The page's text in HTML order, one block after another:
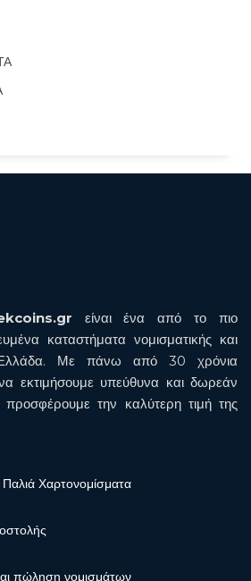
είναι ένα από το πιο
καταστήματα νομισματικής και
Ελλάδα. Με πάνω από 30 χρόνια
εκτιμήσουμε υπεύθυνα και δωρεάν
την καλύτερη τιμή της
Χαρτονομίσματα
πώληση νομισμάτων